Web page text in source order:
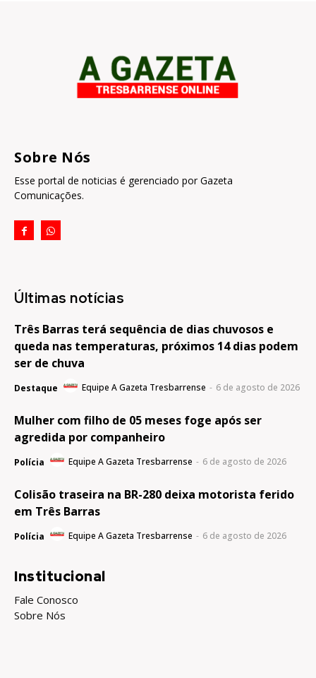
Sobre Nós
Esse portal de noticias é gerenciado por Gazeta
Comunicações.
Últimas notícias
Três Barras terá sequência de dias chuvosos e
queda nas temperaturas, próximos 14 dias podem
ser de chuva
Destaque Equipe A Gazeta Tresbarrense - 6 de agosto de 2026
Mulher com filho de 05 meses foge após ser
agredida por companheiro
Polícia Equipe A Gazeta Tresbarrense - 6 de agosto de 2026
Colisão traseira na BR-280 deixa motorista ferido
em Três Barras
Polícia Equipe A Gazeta Tresbarrense - 6 de agosto de 2026
Institucional
Fale Conosco
Sobre Nós